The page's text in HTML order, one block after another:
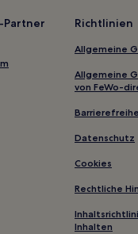
Hotels
nahe Rivendell Nature
nahe Kingaroy
in Bundaberg
in Bargara
in Mudjimba Beach
in Yaroomba Beach
in Maroochydore
Partner
Richtlinien
Allgemeine
Allgemeine
von FeWo-
Datenschutz
Cookies
Rechtliche
Inhalten